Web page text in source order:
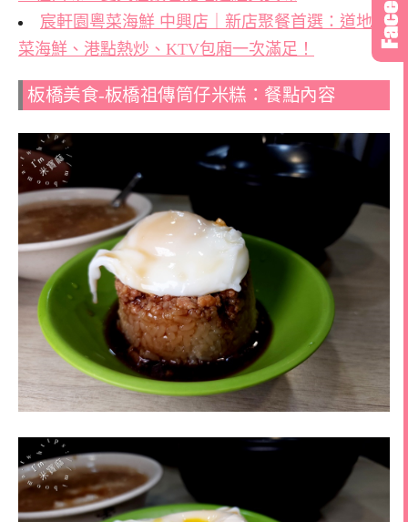
宸軒園粵菜海鮮 中興店｜新店聚餐首選：道地粵
菜海鮮、港點熱炒、KTV包廂一次滿足！
板橋美食-板橋祖傳筒仔米糕：餐點內容